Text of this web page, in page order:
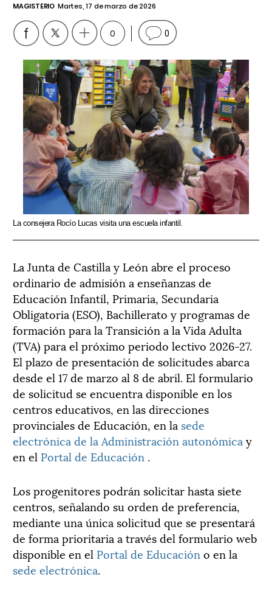
MAGISTERIO Martes, 17 de marzo de 2026
0 0
La consejera Rocío Lucas visita una escuela infantil.
La Junta de Castilla y León abre el proceso
ordinario de admisión a enseñanzas de
Educación Infantil, Primaria, Secundaria
Obligatoria (ESO), Bachillerato y programas de
formación para la Transición a la Vida Adulta
(TVA) para el próximo periodo lectivo 2026-27.
El plazo de presentación de solicitudes abarca
desde el 17 de marzo al 8 de abril. El formulario
de solicitud se encuentra disponible en los
centros educativos, en las direcciones
provinciales de Educación, en la sede
electrónica de la Administración autonómica y
en el Portal de Educación .
Los progenitores podrán solicitar hasta siete
centros, señalando su orden de preferencia,
mediante una única solicitud que se presentará
de forma prioritaria a través del formulario web
disponible en el Portal de Educación o en la
sede electrónica.